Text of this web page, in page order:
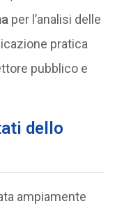
per l’analisi delle
pratica
pubblico e
dello
ampiamente